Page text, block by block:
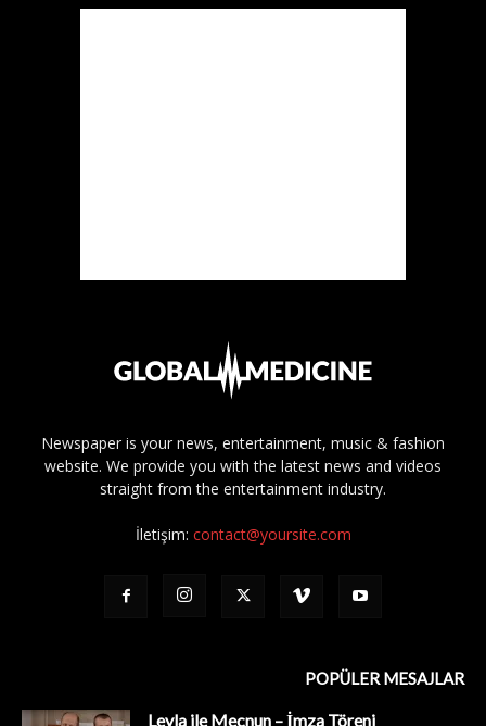
Newspaper is your news, entertainment, music & fashion
website. We provide you with the latest news and videos
straight from the entertainment industry.
İletişim: contact@yoursite.com
POPÜLER MESAJLAR
Leyla ile Mecnun – İmza Töreni